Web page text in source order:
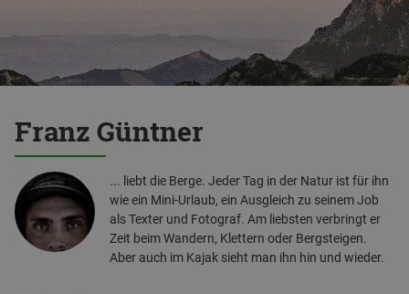
Franz Güntner
... liebt die Berge. Jeder Tag in der Natur ist für ihn
wie ein Mini-Urlaub, ein Ausgleich zu seinem Job
als Texter und Fotograf. Am liebsten verbringt er
Zeit beim Wandern, Klettern oder Bergsteigen.
Aber auch im Kajak sieht man ihn hin und wieder.